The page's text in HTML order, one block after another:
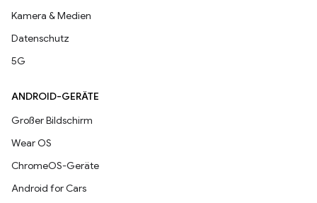
Kamera & Medien
Datenschutz
5G
ANDROID-GERÄTE
Großer Bildschirm
Wear OS
ChromeOS-Geräte
Android for Cars